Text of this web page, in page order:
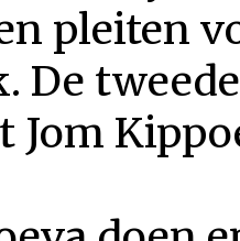
pleiten
De
Jom